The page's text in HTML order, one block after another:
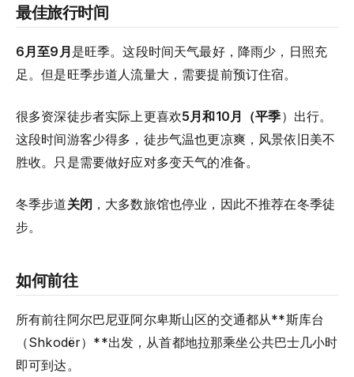
最佳旅行时间
6月至9月 是旺季。这段时间天气最好，降雨少，日照充
足。但是旺季步道人流量大，需要提前预订住宿。
很多资深徒步者实际上更喜欢5月和10月（平季）出行。
这段时间游客少得多，徒步气温也更凉爽，风景依旧美不
胜收。只是需要做好应对多变天气的准备。
冬季步道关闭 ，大多数旅馆也停业，因此不推荐在冬季徒
步。
如何前往
所有前往阿尔巴尼亚阿尔卑斯山区的交通都从**斯库台
（Shkodër）**出发，从首都地拉那乘坐公共巴士几小时
即可到达。